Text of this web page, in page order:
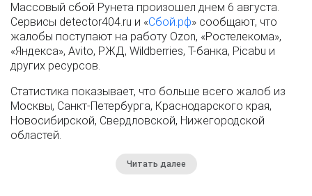
Массовый сбой Рунета произошел днем 6 августа.
Сервисы detector404.ru и «Сбой.рф» сообщают, что
жалобы поступают на работу Ozon, «Ростелекома»,
«Яндекса», Avito, РЖД, Wildberries, Т-банка, Picabu и
других ресурсов.
Статистика показывает, что больше всего жалоб из
Москвы, Санкт-Петербурга, Краснодарского края,
Новосибирской, Свердловской, Нижегородской
областей.
Читать далее